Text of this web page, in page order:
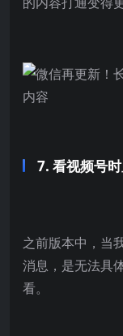
7. 看视频号
之前版本中，当
消息，是无法具
看。